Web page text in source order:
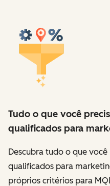
Tudo o que você
qualificados para
Descubra tudo o que
qualificados para
próprios critérios para